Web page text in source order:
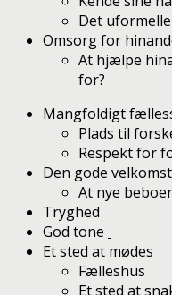
Det
Omsorg for
At hjælpe
for?
Mangfoldigt
Plads til
Respekt for
Den gode velkomst
At nye
Tryghed
God tone
Et sted at mødes
Fælleshus
Et sted at